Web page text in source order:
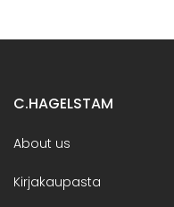
C.HAGELSTAM
About us
Kirjakaupasta